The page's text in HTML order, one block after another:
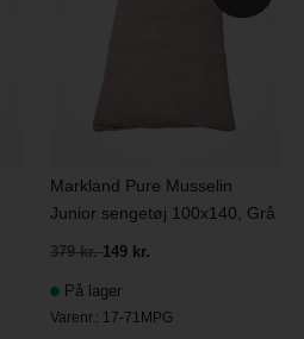
Markland Pure Musselin
Junior sengetøj 100x140, Grå
379 kr.149 kr.
På lager
Varenr.: 17-71MPG